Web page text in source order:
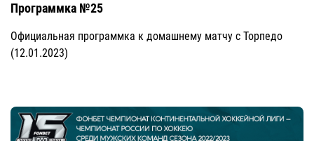
Программка №25
Официальная программка к домашнему матчу с Торпедо
(12.01.2023)